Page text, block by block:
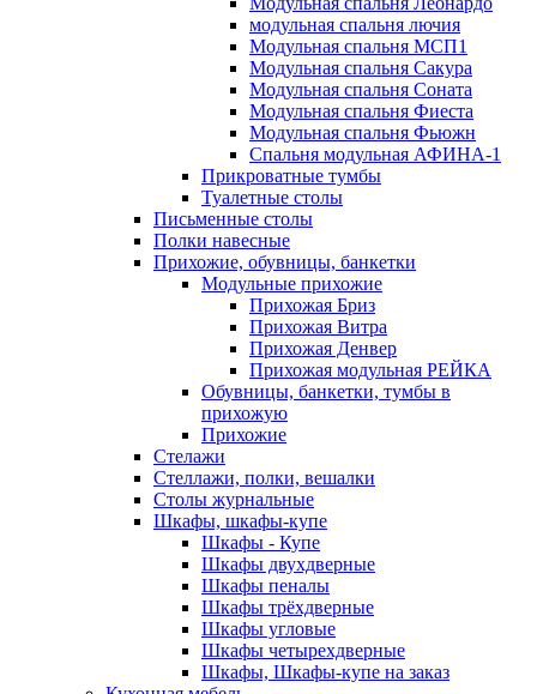
модульная спальня лючия
Модульная спальня МСП1
Модульная спальня Сакура
Модульная спальня Соната
Модульная спальня Фиеста
Модульная спальня Фьюжн
Спальня модульная АФИНА-1
Прикроватные тумбы
Туалетные столы
Письменные столы
Полки навесные
Прихожие, обувницы, банкетки
Модульные прихожие
Прихожая Бриз
Прихожая Витра
Прихожая Денвер
Прихожая модульная РЕЙКА
Обувницы, банкетки, тумбы в
прихожую
Прихожие
Стелажи
Стеллажи, полки, вешалки
Столы журнальные
Шкафы, шкафы-купе
Шкафы - Купе
Шкафы двухдверные
Шкафы пеналы
Шкафы трёхдверные
Шкафы угловые
Шкафы четырехдверные
Шкафы, Шкафы-купе на заказ